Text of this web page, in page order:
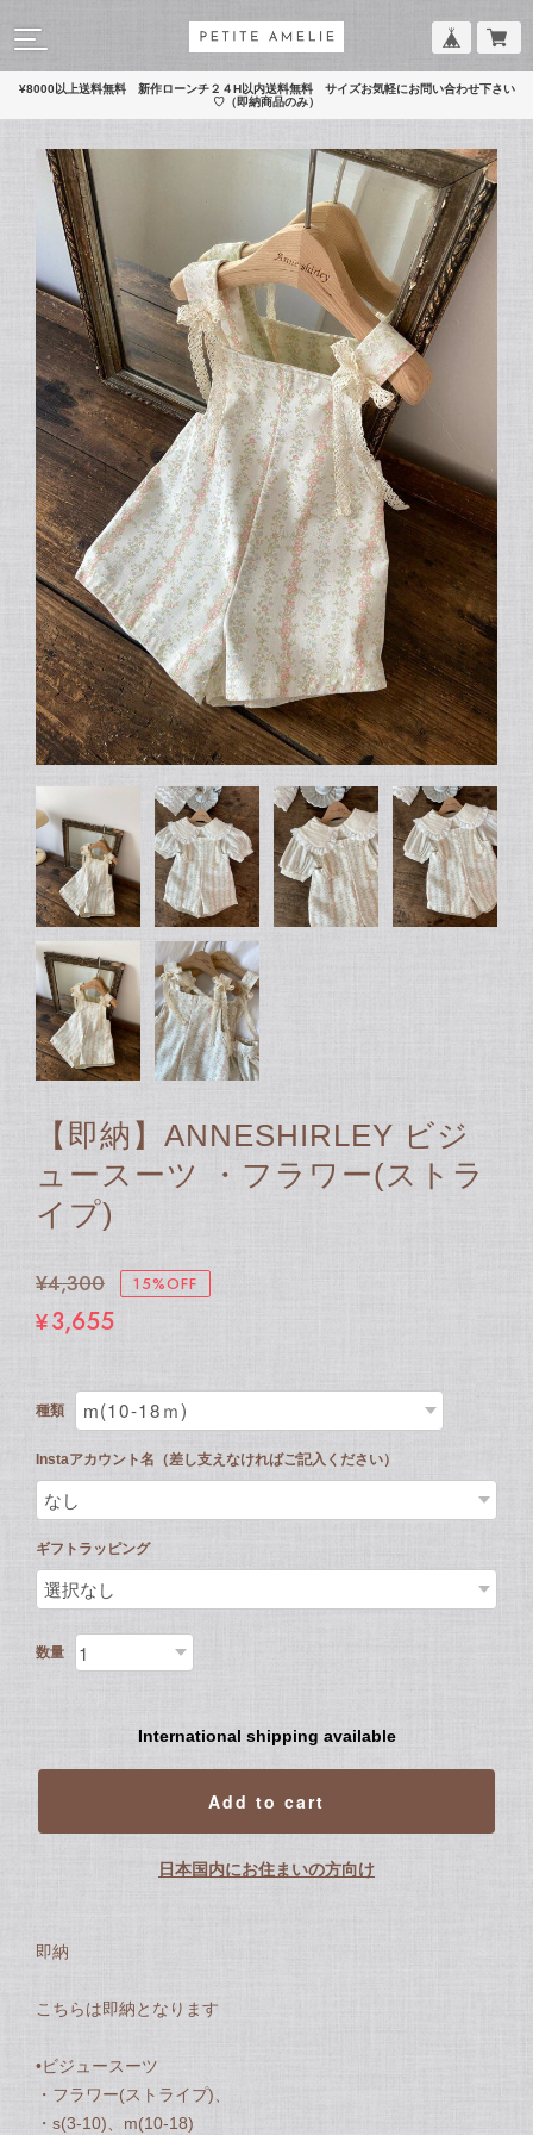
¥8000以上送料無料 新作ローンチ２４H以内送料無料 サイズお気軽にお問い合わせ下さい
♡（即納商品のみ）
【即納】ANNESHIRLEY ビジ
ュースーツ ・フラワー(ストラ
イプ)
¥4,300 15%OFF
¥3,655
種類
Instaアカウント名（差し支えなければご記入ください）
ギフトラッピング
数量
International shipping available
Add to cart
日本国内にお住まいの方向け
即納
こちらは即納となります
•ビジュースーツ
・フラワー(ストライプ)、
・s(3-10)、m(10-18)